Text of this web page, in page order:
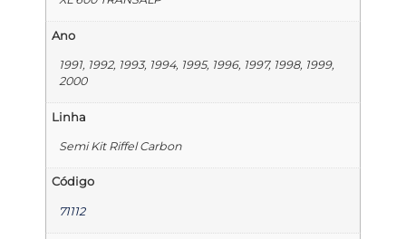
Ano
1991, 1992, 1993, 1994, 1995, 1996, 1997, 1998, 1999,
2000
Linha
Semi Kit Riffel Carbon
Código
71112